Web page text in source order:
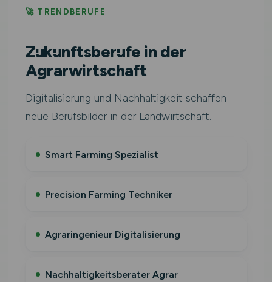
🚀 TRENDBERUFE
Zukunftsberufe in der
Agrarwirtschaft
Digitalisierung und Nachhaltigkeit schaffen
neue Berufsbilder in der Landwirtschaft.
Smart Farming Spezialist
Precision Farming Techniker
Agraringenieur Digitalisierung
Nachhaltigkeitsberater Agrar